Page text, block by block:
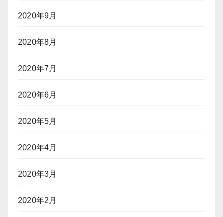
2020年9月
2020年8月
2020年7月
2020年6月
2020年5月
2020年4月
2020年3月
2020年2月